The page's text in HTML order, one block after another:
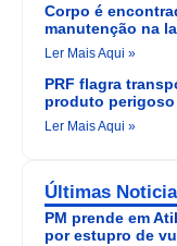
Corpo é
manutenção na
Ler Mais Aqui »
PRF flagra
produto perigoso
Ler Mais Aqui »
Últimas
PM prende em
por estupro de